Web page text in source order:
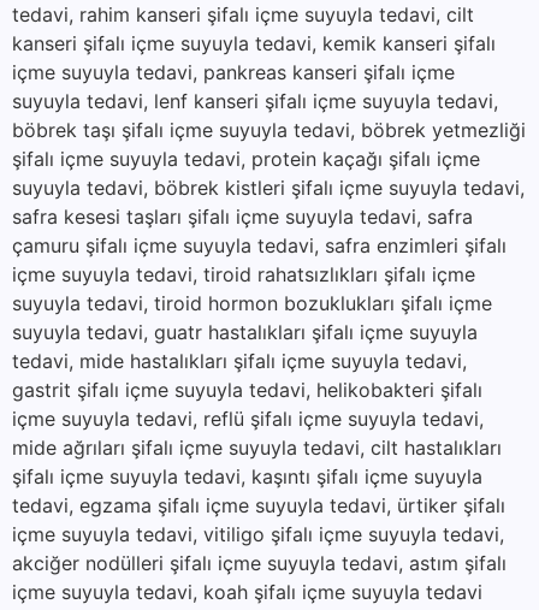
tedavi, rahim kanseri şifalı içme suyuyla tedavi, cilt
kanseri şifalı içme suyuyla tedavi, kemik kanseri şifalı
içme suyuyla tedavi, pankreas kanseri şifalı içme
suyuyla tedavi, lenf kanseri şifalı içme suyuyla tedavi,
böbrek taşı şifalı içme suyuyla tedavi, böbrek yetmezliği
şifalı içme suyuyla tedavi, protein kaçağı şifalı içme
suyuyla tedavi, böbrek kistleri şifalı içme suyuyla tedavi,
safra kesesi taşları şifalı içme suyuyla tedavi, safra
çamuru şifalı içme suyuyla tedavi, safra enzimleri şifalı
içme suyuyla tedavi, tiroid rahatsızlıkları şifalı içme
suyuyla tedavi, tiroid hormon bozuklukları şifalı içme
suyuyla tedavi, guatr hastalıkları şifalı içme suyuyla
tedavi, mide hastalıkları şifalı içme suyuyla tedavi,
gastrit şifalı içme suyuyla tedavi, helikobakteri şifalı
içme suyuyla tedavi, reflü şifalı içme suyuyla tedavi,
mide ağrıları şifalı içme suyuyla tedavi, cilt hastalıkları
şifalı içme suyuyla tedavi, kaşıntı şifalı içme suyuyla
tedavi, egzama şifalı içme suyuyla tedavi, ürtiker şifalı
içme suyuyla tedavi, vitiligo şifalı içme suyuyla tedavi,
akciğer nodülleri şifalı içme suyuyla tedavi, astım şifalı
içme suyuyla tedavi, koah şifalı içme suyuyla tedavi